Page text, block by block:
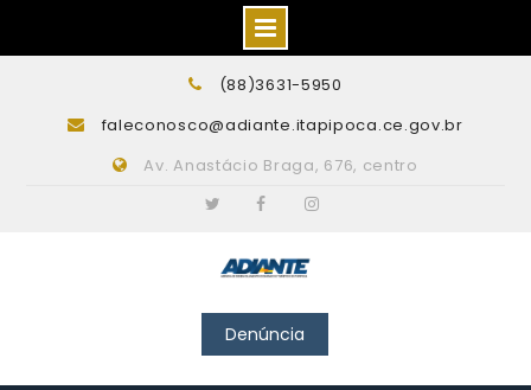
content
(88)3631-5950
faleconosco@adiante.itapipoca.ce.gov.br
Av. Anastácio Braga, 676, centro
Denúncia